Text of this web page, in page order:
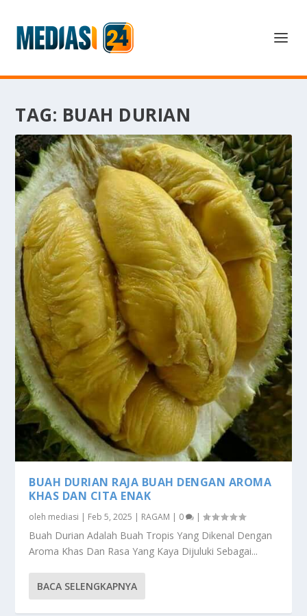
TAG: BUAH DURIAN
BUAH DURIAN RAJA BUAH DENGAN AROMA
KHAS DAN CITA ENAK
oleh mediasi | Feb 5, 2025 | RAGAM | 0 |
Buah Durian Adalah Buah Tropis Yang Dikenal Dengan
Aroma Khas Dan Rasa Yang Kaya Dijuluki Sebagai...
BACA SELENGKAPNYA